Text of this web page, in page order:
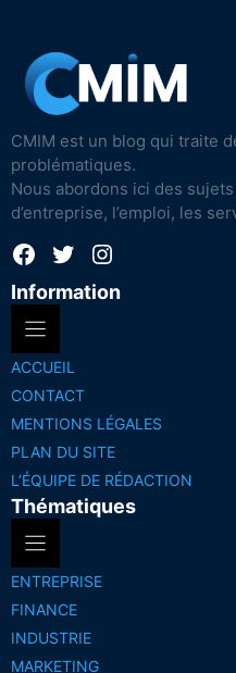
CMIM est un blog qui traite
problématiques.
Nous abordons ici des
d’entreprise, l’emploi, les
Facebook
TwitterInstagram
Information
ACCUEIL
CONTACT
MENTIONS LÉGALES
PLAN DU SITE
L’ÉQUIPE DE RÉDACTION
Thématiques
ENTREPRISE
FINANCE
INDUSTRIE
MARKETING